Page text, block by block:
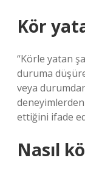
Kör
“Körle yatan
duruma
veya
ettiğini ifade
Nasıl